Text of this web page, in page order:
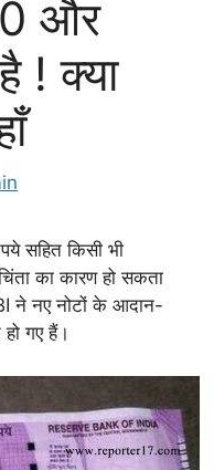
और
! क्या
सहित किसी भी
का कारण हो सकता
ने नए नोटों के आदान-
गए हैं।